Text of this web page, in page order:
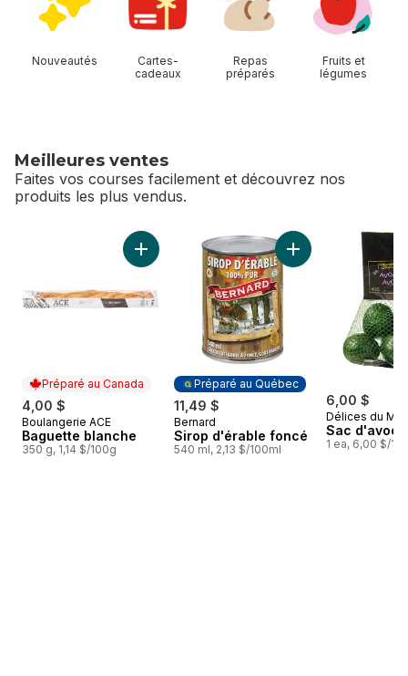
Nouveautés
Cartes-
cadeaux
Repas
préparés
Fruits et
légumes
Meilleures ventes
Faites vos courses facilement et découvrez nos
produits les plus vendus.
sauter Meilleures ventes
Préparé au Canada
4,00 $
Préparé au Canada
Boulangerie ACE
Baguette blanche
350 g, 1,14 $/100g
Ajouter Baguette blanche au panier
Préparé au Québec
11,49 $
Préparé au Québec
Bernard
Sirop d'érable foncé
540 ml, 2,13 $/100ml
Ajouter Sirop
6,00 $
Délices du
Sac
1 ea, 6,00 $/1ch